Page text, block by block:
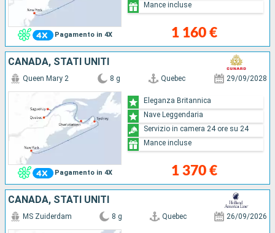
Pagamento in 4X 1 160 €
Mance incluse
CANADA, STATI UNITI
Pagamento in 4X
Queen Mary 2 8 g Quebec 29/09/2028
1 370 €
Eleganza Britannica
Nave Leggendaria
Servizio in camera 24 ore su 24
Mance incluse
CANADA, STATI UNITI
MS Zuiderdam 8 g Quebec 26/09/2026